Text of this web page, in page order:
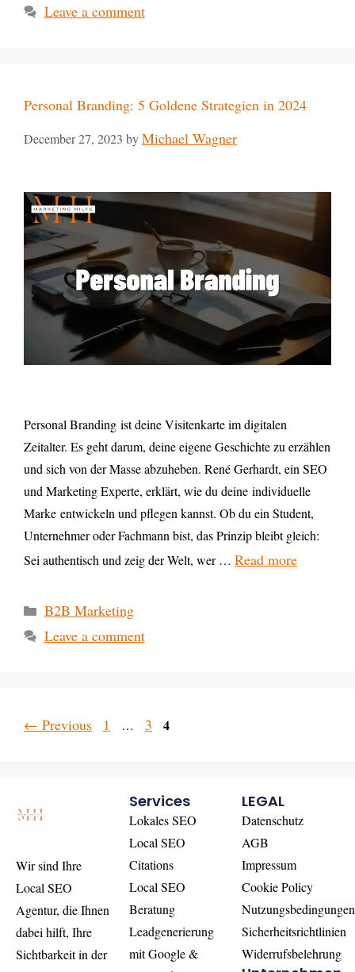
Leave a comment
Personal Branding: 5 Goldene Strategien in 2024
December 27, 2023 byMichael Wagner
Personal Branding ist deine Visitenkarte im digitalen
Zeitalter. Es geht darum, deine eigene Geschichte zu erzählen
und sich von der Masse abzuheben. René Gerhardt, ein SEO
und Marketing Experte, erklärt, wie du deine individuelle
Marke entwickeln und pflegen kannst. Ob du ein Student,
Unternehmer oder Fachmann bist, das Prinzip bleibt gleich:
Sei authentisch und zeig der Welt, wer … Read more
B2B Marketing
Leave a comment
← Previous 1 … 3 4
Wir sind Ihre
Local SEO
Agentur, die Ihnen
dabei hilft, Ihre
Sichtbarkeit in der
Services
Lokales SEO
Local SEO
Citations
Local SEO
Beratung
Leadgenerierung
mit Google &
LEGAL
Datenschutz
AGB
Impressum
Cookie Policy
Nutzungsbedingungen
Sicherheitsrichtlinien
Widerrufsbelehrung